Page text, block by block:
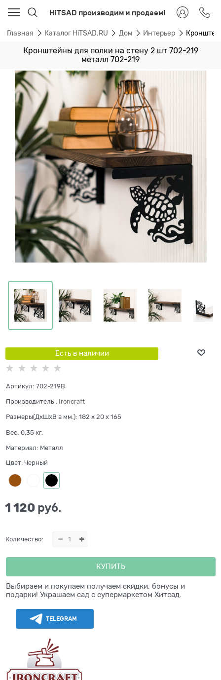
HiTSAD производим и продаем!
Главная Каталог HiTSAD.RU Дом Интерьер
Кронштейны для полки на стену 2 шт 702-219
металл 702-219
Есть в наличии
Артикул: 702-219B
Производитель : Ironcraft
Размеры(ДхШхВ в мм.): 182 x 20 x 165
Вес: 0,35 кг.
Материал: Металл
Цвет: Черный
1 120 руб.
Количество:
КУПИТЬ
Выбираем и покупаем получаем скидки, бонусы и
подарки! Украшаем сад с супермаркетом Хитсад.
TELEGRAM